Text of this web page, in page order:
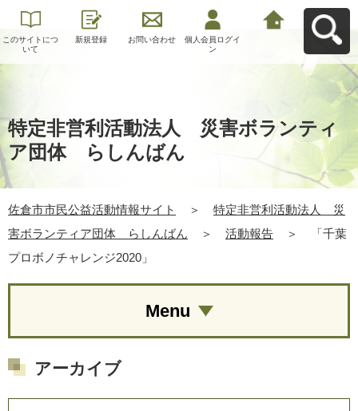
このサイトにつ
いて
新規登録 お問い合わせ
個人会員ログイ
ン
特定非営利活動法人 災害ボランティ
ア団体 らしんばん
佐倉市市民公益活動情報サイト ＞
特定非営利活動法人 災
害ボランティア団体 らしんばん
＞ 活動報告 ＞
「千葉
プロボノチャレンジ2020」
Menu
アーカイブ